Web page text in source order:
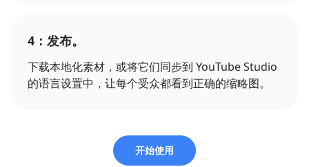
4：发布。
下载本地化素材，或将它们同步到 YouTube Studio
的语言设置中，让每个受众都看到正确的缩略图。
开始使用